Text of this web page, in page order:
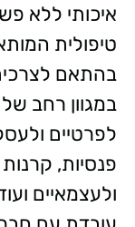
איכותי ללא
טיפולית
בהתאם
במגוון רחב של
לפרטיים
פנסיות,
ולעצמאיים